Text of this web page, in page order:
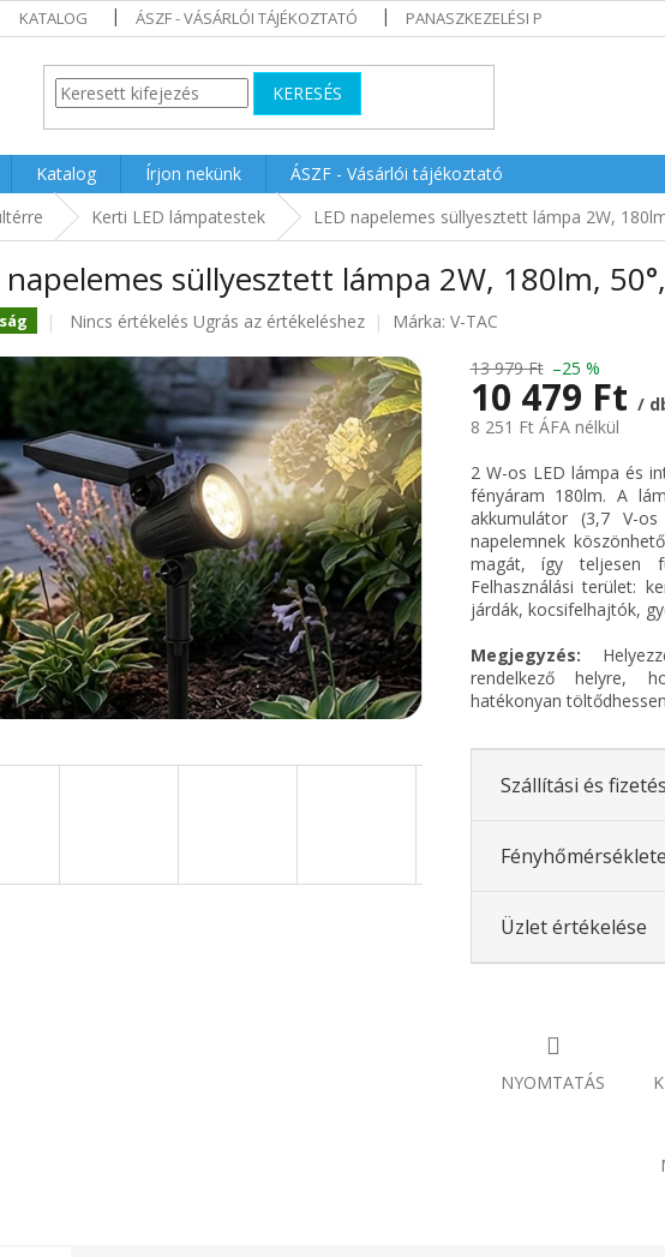
KATALOG ÁSZF - VÁSÁRLÓI TÁJÉKOZTATÓ PANASZKEZELÉSI POLITIKA
KERESÉS
Katalog Írjon nekünk
ÁSZF - Vásárlói tájékoztató
Kerti LED lámpatestek LED napelemes süllyesztett lámpa 2W,
napelemes süllyesztett lámpa 2W, 180lm,
A
átlagos
értékelése
ből
0.0
csillag.
Nincs értékelés Ugrás az értékeléshez Márka: V-TAC
13 979 Ft –25 %
10 479 Ft /
8 251 Ft ÁFA nélkül
2 W-os LED lámpa és
fényáram 180lm. A
akkumulátor (3,7 V-
napelemnek
magát, így teljesen
Felhasználási terület:
járdák, kocsifelhajtók,
Megjegyzés:
rendelkező helyre,
hatékonyan
Szállítási és
Üzlet értékelése
NYOMTATÁS